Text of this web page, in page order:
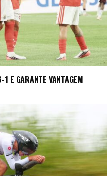
E GARANTE VANTAGEM